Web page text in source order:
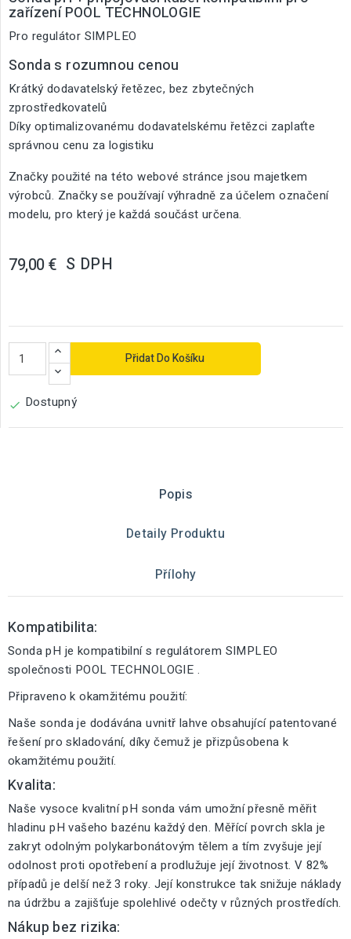
zařízení POOL TECHNOLOGIE
Pro regulátor SIMPLEO
Sonda s rozumnou cenou
Krátký dodavatelský řetězec, bez zbytečných
zprostředkovatelů
Díky optimalizovanému dodavatelskému řetězci zaplaťte
správnou cenu za logistiku
Značky použité na této webové stránce jsou majetkem
výrobců. Značky se používají výhradně za účelem označení
modelu, pro který je každá součást určena.
79,00 € S DPH
Přidat Do Košíku
 Dostupný
Popis
Detaily Produktu
Přílohy
Kompatibilita:
Sonda pH je kompatibilní s regulátorem SIMPLEO
společnosti POOL TECHNOLOGIE .
Připraveno k okamžitému použití:
Naše sonda je dodávána uvnitř lahve obsahující patentované
řešení pro skladování, díky čemuž je přizpůsobena k
okamžitému použití.
Kvalita:
Naše vysoce kvalitní pH sonda vám umožní přesně měřit
hladinu pH vašeho bazénu každý den. Měřící povrch skla je
zakryt odolným polykarbonátovým tělem a tím zvyšuje její
odolnost proti opotřebení a prodlužuje její životnost. V 82%
případů je delší než 3 roky. Její konstrukce tak snižuje náklady
na údržbu a zajišťuje spolehlivé odečty v různých prostředích.
Nákup bez rizika: